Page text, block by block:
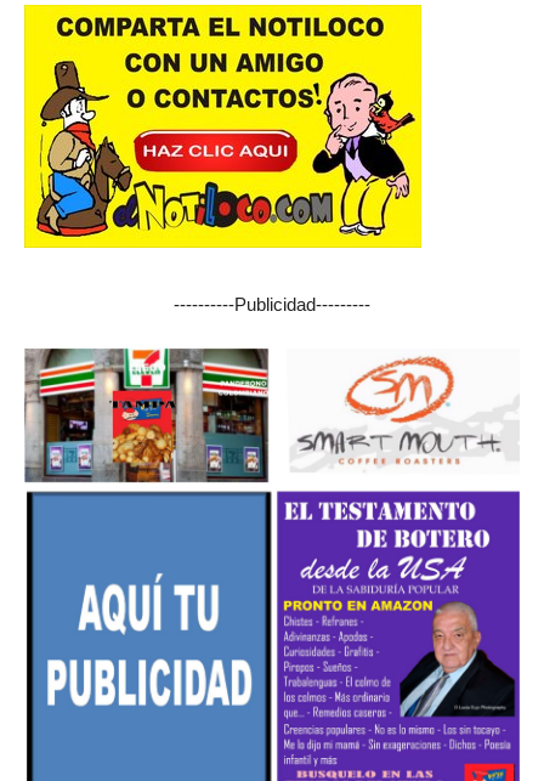
----------Publicidad---------